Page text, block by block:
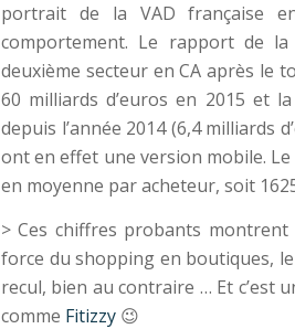
portrait de la VAD française
comportement. Le rapport de la
deuxième secteur en CA après le
60 milliards d’euros en 2015 et
depuis l’année 2014 (6,4 milliards
ont en effet une version mobile.
en moyenne par acheteur, soit
> Ces chiffres probants
force du shopping en boutiques,
recul, bien au contraire … Et c’est
comme Fitizzy 😉